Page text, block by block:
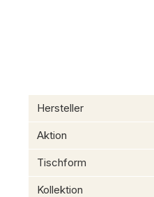
Hersteller
Aktion
Tischform
Kollektion